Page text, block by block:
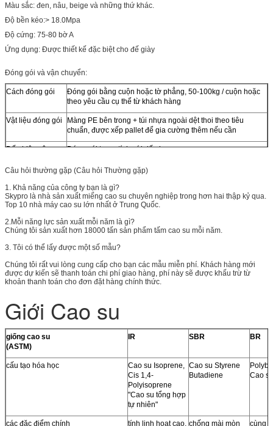
Màu sắc: đen, nâu, beige và những thứ khác.
Độ bền kéo:> 18.0Mpa
Độ cứng: 75-80 bờ A
Ứng dụng: Được thiết kế đặc biệt cho đế giày
Đóng gói và vận chuyển:
Cách đóng gói
Đóng gói bằng cuộn hoặc tờ phẳng, 50-100kg / cuộn hoặc
theo yêu cầu cụ thể từ khách hàng
Vật liệu đóng gói
Màng PE bên trong + túi nhựa ngoài dệt thoi theo tiêu
chuẩn, được xếp pallet để gia cường thêm nếu cần
Dấu hiệu vận
Đóng gói trung tính với dấu in.
hàng
xuống
Vận tải Biển (FCL & LCL) hoặc vận chuyển hàng không
Kích thước đặc
biệt
Chúng tôi cung cấp dịch vụ cắt với các kích thước đặc biệt
Chúng tôi cung cấp việc gia công thêm với PSA, hàng dệt
hoặc các vật liệu khác.
Câu hỏi thường gặp (Câu hỏi Thường gặp)
1. Khả năng của công ty bạn là gì?
Skypro là nhà sản xuất miếng cao su chuyên nghiệp trong hơn hai thập kỷ qua.
Top 10 nhà máy cao su lớn nhất ở Trung Quốc.
2.Mỗi năng lực sản xuất mỗi năm là gì?
Chúng tôi sản xuất hơn 18000 tấn sản phẩm tấm cao su mỗi năm.
3. Tôi có thể lấy được một số mẫu?
Chúng tôi rất vui lòng cung cấp cho bạn các mẫu miễn phí. Khách hàng mới
được dự kiến ​​sẽ thanh toán chi phí giao hàng, phí này sẽ được khấu trừ từ
khoản thanh toán cho đơn đặt hàng chính thức.
Giới Cao su
giống cao su
(ASTM)
IR SBR BR
cấu tạo hóa học
Cao su Isoprene,
Cis 1,4-
Polyisoprene
"Cao su tổng hợp
tự nhiên"
Cao su Styrene
Butadiene
Cao su
các đặc điểm chính
tính linh hoạt cao, chống mài mòn
cùng